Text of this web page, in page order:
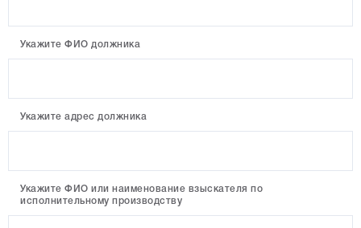
Укажите ФИО должника
Укажите адрес должника
Укажите ФИО или наименование взыскателя по
исполнительному производству